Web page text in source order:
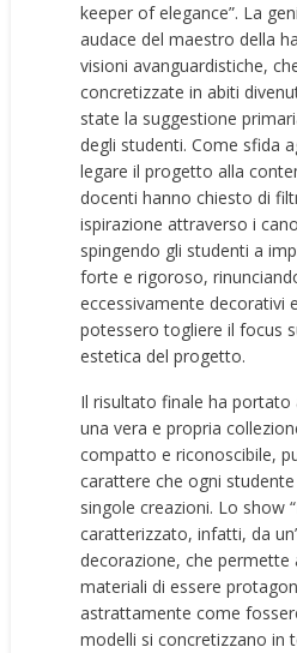
keeper of elegance”. La
audace del maestro della
visioni avanguardistiche,
concretizzate in abiti
state la suggestione
degli studenti. Come sfida
legare il progetto alla
docenti hanno chiesto di
ispirazione attraverso i
spingendo gli studenti a
forte e rigoroso,
eccessivamente decorativi
potessero togliere il focus
estetica del progetto.
Il risultato finale ha portato
una vera e propria
compatto e riconoscibile,
carattere che ogni
singole creazioni. Lo show
caratterizzato, infatti, da
decorazione, che permette
materiali di essere
astrattamente come
modelli si concretizzano in